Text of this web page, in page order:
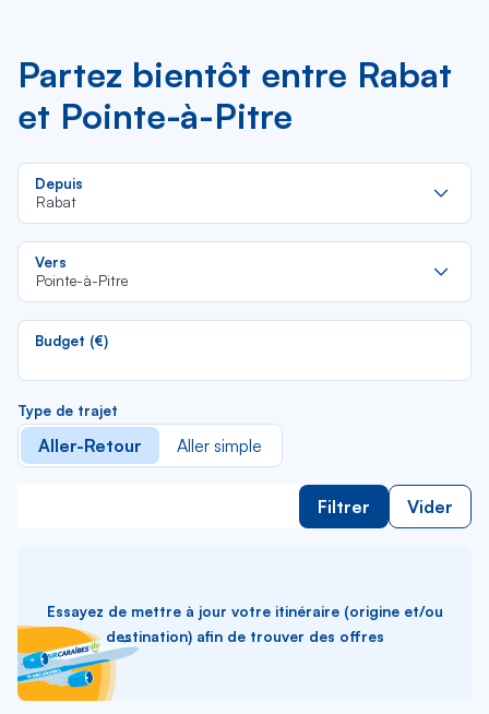
Partez bientôt entre Rabat
et Pointe-à-Pitre
Depuis
Rabat
Vers
Pointe-à-Pitre
Budget (€)
Type de trajet
Aller-Retour Aller simple
Filtrer Vider
Essayez de mettre à jour votre itinéraire (origine et/ou
destination) afin de trouver des offres